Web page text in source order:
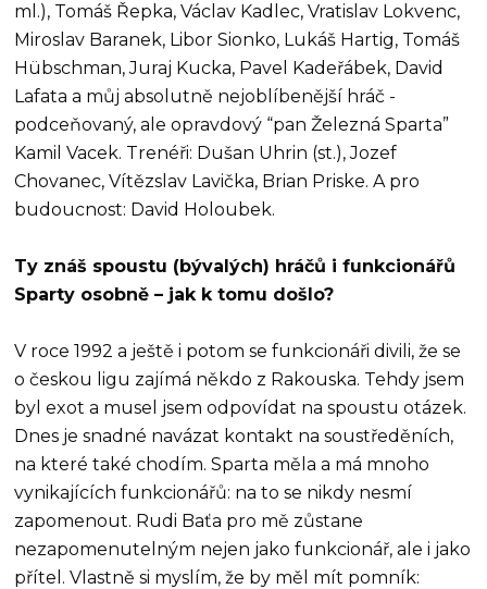
ml.), Tomáš Řepka, Václav Kadlec, Vratislav Lokvenc,
Miroslav Baranek, Libor Sionko, Lukáš Hartig, Tomáš
Hübschman, Juraj Kucka, Pavel Kadeřábek, David
Lafata a můj absolutně nejoblíbenější hráč -
podceňovaný, ale opravdový “pan Železná Sparta”
Kamil Vacek. Trenéři: Dušan Uhrin (st.), Jozef
Chovanec, Vítězslav Lavička, Brian Priske. A pro
budoucnost: David Holoubek.
Ty znáš spoustu (bývalých) hráčů i funkcionářů
Sparty osobně – jak k tomu došlo?
V roce 1992 a ještě i potom se funkcionáři divili, že se
o českou ligu zajímá někdo z Rakouska. Tehdy jsem
byl exot a musel jsem odpovídat na spoustu otázek.
Dnes je snadné navázat kontakt na soustředěních,
na které také chodím. Sparta měla a má mnoho
vynikajících funkcionářů: na to se nikdy nesmí
zapomenout. Rudi Baťa pro mě zůstane
nezapomenutelným nejen jako funkcionář, ale i jako
přítel. Vlastně si myslím, že by měl mít pomník: